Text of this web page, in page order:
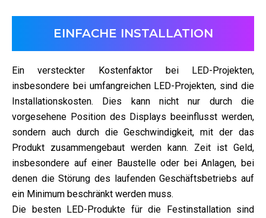
EINFACHE INSTALLATION
Ein versteckter Kostenfaktor bei LED-Projekten,
insbesondere bei umfangreichen LED-Projekten, sind die
Installationskosten. Dies kann nicht nur durch die
vorgesehene Position des Displays beeinflusst werden,
sondern auch durch die Geschwindigkeit, mit der das
Produkt zusammengebaut werden kann. Zeit ist Geld,
insbesondere auf einer Baustelle oder bei Anlagen, bei
denen die Störung des laufenden Geschäftsbetriebs auf
ein Minimum beschränkt werden muss.
Die besten LED-Produkte für die Festinstallation sind